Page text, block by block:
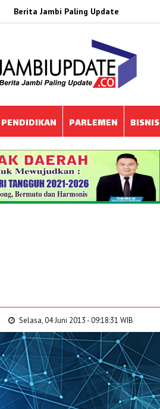
Berita Jambi Paling Update
PENDIDIKAN PARLEMEN BISNIS
Selasa, 04 Juni 2013 - 09:18:31 WIB